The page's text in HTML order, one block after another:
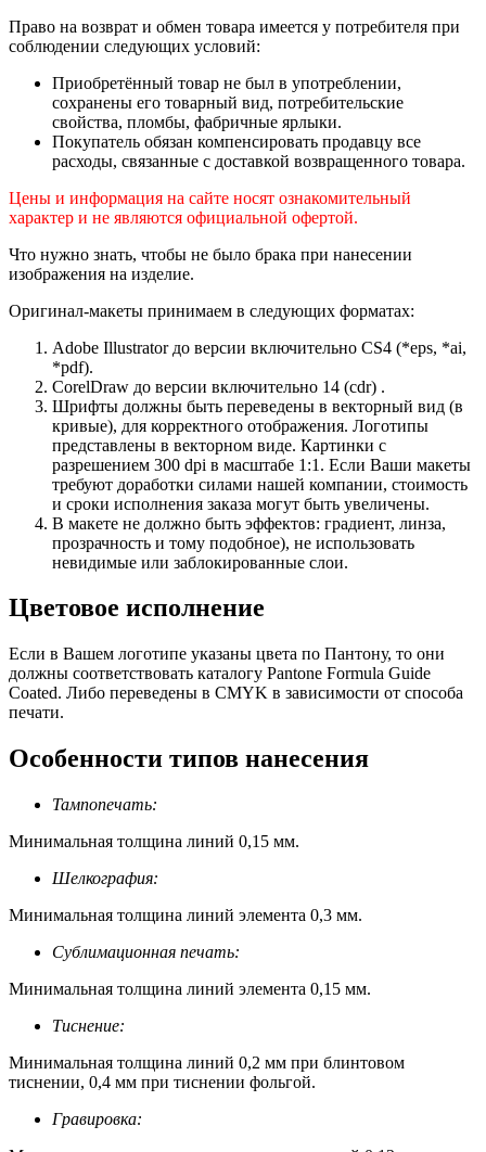
Право на возврат и обмен товара имеется у потребителя при
соблюдении следующих условий:
Приобретённый товар не был в употреблении,
сохранены его товарный вид, потребительские
свойства, пломбы, фабричные ярлыки.
Покупатель обязан компенсировать продавцу все
расходы, связанные с доставкой возвращенного товара.
Цены и информация на сайте носят ознакомительный
характер и не являются официальной офертой.
Что нужно знать, чтобы не было брака при нанесении
изображения на изделие.
Оригинал-макеты принимаем в следующих форматах:
Adobe Illustrator до версии включительно CS4 (*eps, *ai,
*pdf).
CorelDraw до версии включительно 14 (cdr) .
Шрифты должны быть переведены в векторный вид (в
кривые), для корректного отображения. Логотипы
представлены в векторном виде. Картинки с
разрешением 300 dpi в масштабе 1:1. Если Ваши макеты
требуют доработки силами нашей компании, стоимость
и сроки исполнения заказа могут быть увеличены.
В макете не должно быть эффектов: градиент, линза,
прозрачность и тому подобное), не использовать
невидимые или заблокированные слои.
Цветовое исполнение
Если в Вашем логотипе указаны цвета по Пантону, то они
должны соответствовать каталогу Pantone Formula Guide
Coated. Либо переведены в CMYK в зависимости от способа
печати.
Особенности типов нанесения
Тампопечать:
Минимальная толщина линий 0,15 мм.
Шелкография:
Минимальная толщина линий элемента 0,3 мм.
Сублимационная печать:
Минимальная толщина линий элемента 0,15 мм.
Тиснение:
Минимальная толщина линий 0,2 мм при блинтовом
тиснении, 0,4 мм при тиснении фольгой.
Гравировка: